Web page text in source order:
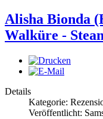
Alisha Bionda
Walküre -
Details
Kategorie:
Veröffentlicht: